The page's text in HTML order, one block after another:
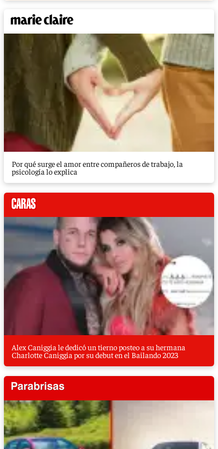
Por qué surge el amor entre compañeros de trabajo, la
psicología lo explica
Alex Caniggia le dedicó un tierno posteo a su hermana
Charlotte Caniggia por su debut en el Bailando 2023